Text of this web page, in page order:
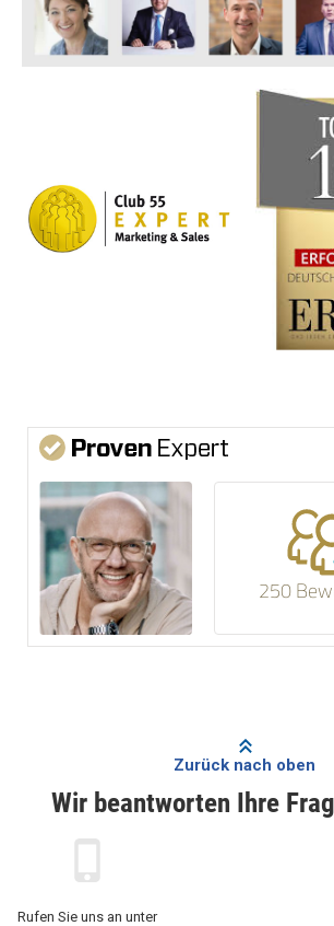
250
Wir beantworten Ihre
Zurück nach oben
Rufen Sie uns an unter